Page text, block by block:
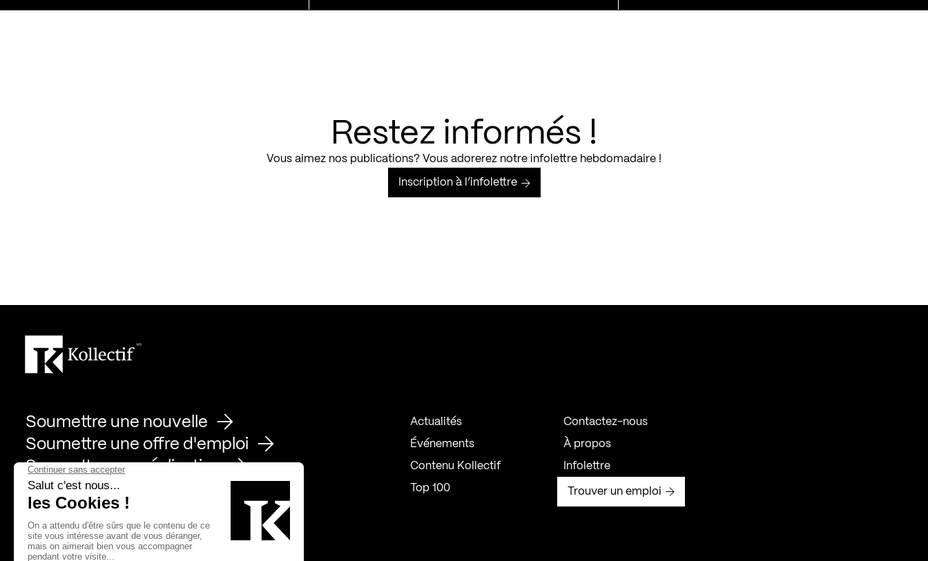
Restez informés !
Vous aimez nos publications? Vous adorerez notre infolettre hebdomadaire !
Inscription à l’infolettre
Soumettre une nouvelle
Soumettre une offre d'emploi
Soumettre une réalisation
Actualités
Événements
Contenu Kollectif
Top 100
Contactez-nous
À propos
Infolettre
Trouver un emploi
Page Facebook de Kollectif
Page Instagram de Kollectif
Page Linkedin de Kollectif